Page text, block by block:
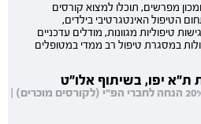
מפרשים, תוכלו למצוא קורסים
הטיפול האינטגרטיבי בילדים,
טיפוליות מגוונות, מודלים עדכניים
במסגרת טיפול רב ממדי במטופלים
ת"א יפו, בשיתוף אלו"ט
15% הנחת רישום עד 14/08 | 20% הנחה לחברי הפ"י (לקורסים מוכרים) |